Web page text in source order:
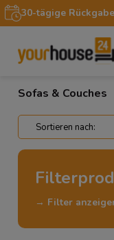
30-tägige
Startseite » Möbel
Sofas & Couches
→ Filter